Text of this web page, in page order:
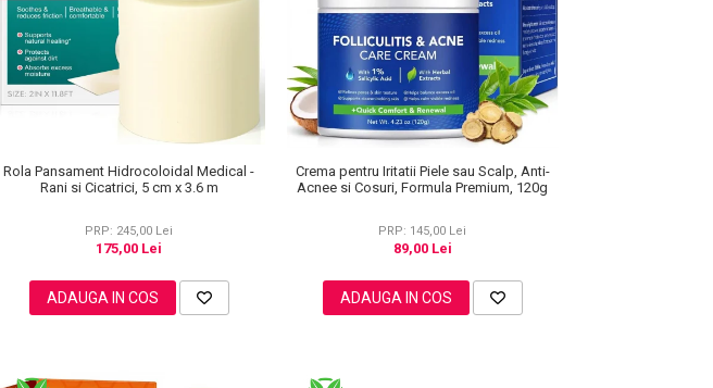
Rola Pansament Hidrocoloidal Medical -
Rani si Cicatrici, 5 cm x 3.6 m
PRP: 245,00 Lei
175,00 Lei
ADAUGA IN COS
Crema pentru Iritatii Piele sau Scalp, Anti-
Acnee si Cosuri, Formula Premium, 120g
PRP: 145,00 Lei
89,00 Lei
ADAUGA IN COS